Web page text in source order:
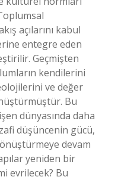
açılarını kabul
entegre eden
Geçmişten
kendilerini
ve değer
Bu
dünyasında daha
düşüncenin gücü,
devam
yeniden bir
evrilecek? Bu